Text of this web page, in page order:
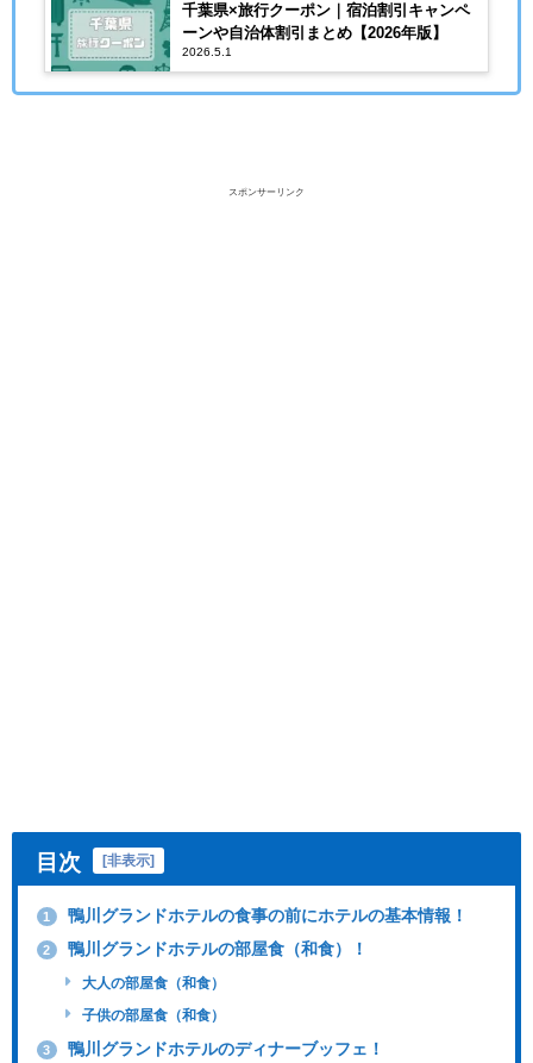
千葉県×旅行クーポン｜宿泊割引キャンペ
ーンや自治体割引まとめ【2026年版】
2026.5.1
スポンサーリンク
目次 [非表示]
1 鴨川グランドホテルの食事の前にホテルの基本情報！
2 鴨川グランドホテルの部屋食（和食）！
大人の部屋食（和食）
子供の部屋食（和食）
3 鴨川グランドホテルのディナーブッフェ！